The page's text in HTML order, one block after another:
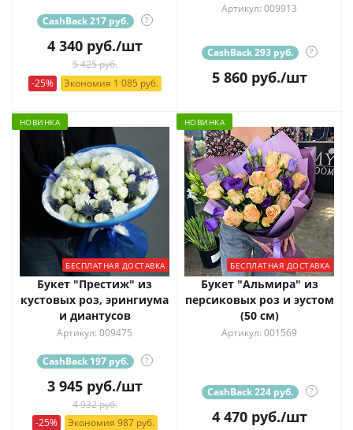
CashBack 217 руб. ?
4 340руб./шт
5 425 руб.
-25%
Экономия 1 085 руб.
Артикул: 009913
CashBack 293 руб. ?
5 860руб./шт
НОВИНКА
БЕСПЛАТНАЯ ДОСТАВКА
Букет "Престиж" из
кустовых роз, эрингиума
и диантусов
Артикул: 009475
CashBack 197 руб. ?
3 945руб./шт
4 932 руб.
-25%
Экономия 987 руб.
НОВИНКА
БЕСПЛАТНАЯ ДОСТАВКА
Букет "Альмира" из
персиковых роз и эустом
(50 см)
Артикул: 001569
CashBack 224 руб. ?
4 470руб./шт